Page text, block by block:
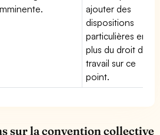
ajouter des
dispositions
particulières en
plus du droit du
travail sur ce
point.
sur la convention collective